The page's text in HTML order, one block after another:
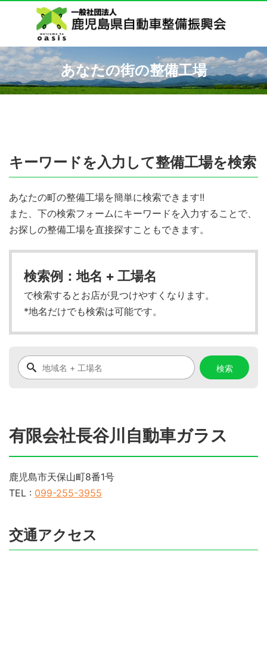
あなたの街の整備工場
キーワードを入力して整備工場を検索
あなたの町の整備工場を簡単に検索できます!!
また、下の検索フォームにキーワードを入力することで、
お探しの整備工場を直接探すこともできます。
検索例：地名 + 工場名
で検索するとお店が見つけやすくなります。
*地名だけでも検索は可能です。
有限会社長谷川自動車ガラス
鹿児島市天保山町8番1号
TEL : 099-255-3955
交通アクセス